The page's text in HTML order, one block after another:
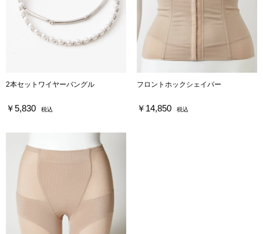
2本セットワイヤーバングル
￥5,830 税込
フロントホックシェイパー
￥14,850 税込